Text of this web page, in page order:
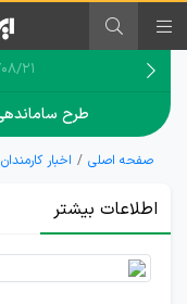
طرح
صفحه اصلی اخبار کارمندان
اطلاعات بیشتر
چرا مسئله